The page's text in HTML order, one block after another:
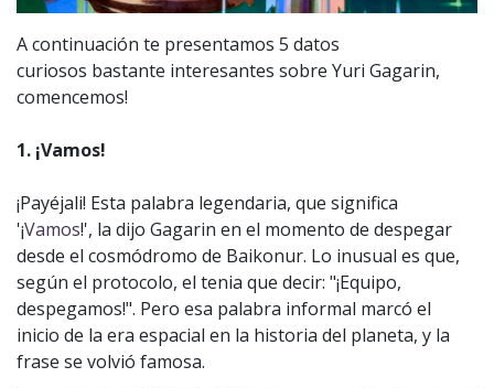
A continuación te presentamos 5 datos
curiosos bastante interesantes sobre Yuri Gagarin,
comencemos!
1. ¡Vamos!
¡Payéjali! Esta palabra legendaria, que significa
'¡Vamos!', la dijo Gagarin en el momento de despegar
desde el cosmódromo de Baikonur. Lo inusual es que,
según el protocolo, el tenia que decir: "¡Equipo,
despegamos!". Pero esa palabra informal marcó el
inicio de la era espacial en la historia del planeta, y la
frase se volvió famosa.